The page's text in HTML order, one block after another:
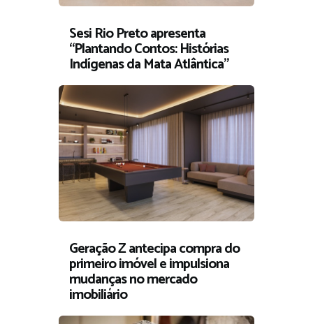
Sesi Rio Preto apresenta
“Plantando Contos: Histórias
Indígenas da Mata Atlântica”
Geração Z antecipa compra do
primeiro imóvel e impulsiona
mudanças no mercado
imobiliário